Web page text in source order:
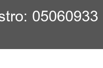
05060933